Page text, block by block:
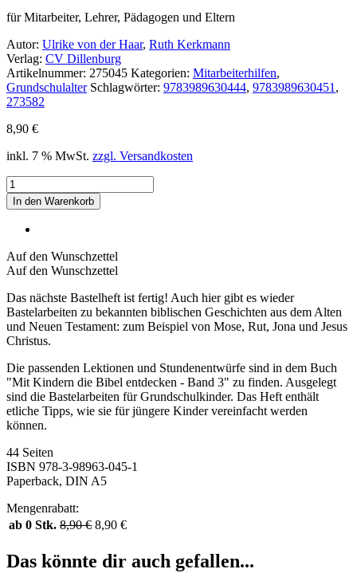
für Mitarbeiter, Lehrer, Pädagogen und Eltern
Autor: Ulrike von der Haar, Ruth Kerkmann
Verlag: CV Dillenburg
Artikelnummer: 275045 Kategorien: Mitarbeiterhilfen,
Grundschulalter Schlagwörter: 9783989630444, 9783989630451,
273582
8,90 €
inkl. 7 % MwSt. zzgl. Versandkosten
Basteln
zu
biblischen
Geschichten
Teil
2
In den Warenkorb
Auf den Wunschzettel
Auf den Wunschzettel
Das nächste Bastelheft ist fertig! Auch hier gibt es wieder
Bastelarbeiten zu bekannten biblischen Geschichten aus dem Alten
und Neuen Testament: zum Beispiel von Mose, Rut, Jona und Jesus
Christus.
Die passenden Lektionen und Stundenentwürfe sind in dem Buch
"Mit Kindern die Bibel entdecken - Band 3" zu finden. Ausgelegt
sind die Bastelarbeiten für Grundschulkinder. Das Heft enthält
etliche Tipps, wie sie für jüngere Kinder vereinfacht werden
können.
44 Seiten
ISBN 978-3-98963-045-1
Paperback, DIN A5
Mengenrabatt:
ab 0 Stk. 8,90€ 8,90 €
Das könnte dir auch gefallen...